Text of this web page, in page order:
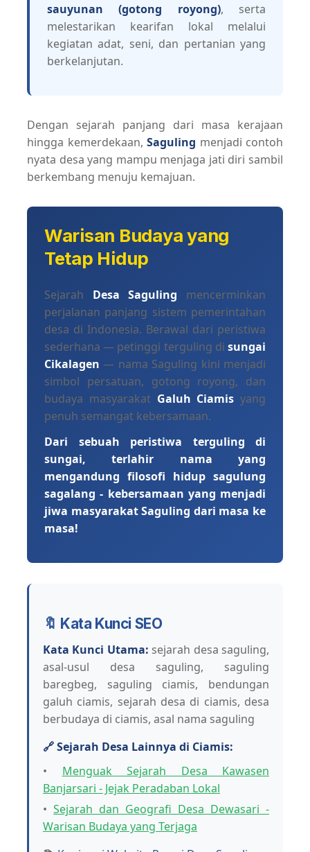
sauyunan (gotong royong), serta
melestarikan kearifan lokal melalui
kegiatan adat, seni, dan pertanian yang
berkelanjutan.
Dengan sejarah panjang dari masa kerajaan
hingga kemerdekaan, Saguling menjadi contoh
nyata desa yang mampu menjaga jati diri sambil
berkembang menuju kemajuan.
Warisan Budaya yang
Tetap Hidup
Sejarah Desa Saguling mencerminkan
perjalanan panjang sistem pemerintahan
desa di Indonesia. Berawal dari peristiwa
sederhana — petinggi terguling di sungai
Cikalagen — nama Saguling kini menjadi
simbol persatuan, gotong royong, dan
budaya masyarakat Galuh Ciamis yang
penuh semangat kebersamaan.
Dari sebuah peristiwa terguling di
sungai, terlahir nama yang
mengandung filosofi hidup sagulung
sagalang - kebersamaan yang menjadi
jiwa masyarakat Saguling dari masa ke
masa!
🔖 Kata Kunci SEO
Kata Kunci Utama: sejarah desa saguling,
asal-usul desa saguling, saguling
baregbeg, saguling ciamis, bendungan
galuh ciamis, sejarah desa di ciamis, desa
berbudaya di ciamis, asal nama saguling
🔗 Sejarah Desa Lainnya di Ciamis:
• Menguak Sejarah Desa Kawasen
Banjarsari - Jejak Peradaban Lokal
• Sejarah dan Geografi Desa Dewasari -
Warisan Budaya yang Terjaga